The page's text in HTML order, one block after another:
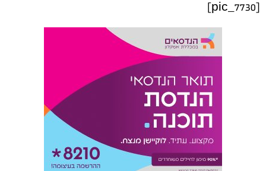
[pic_7730]